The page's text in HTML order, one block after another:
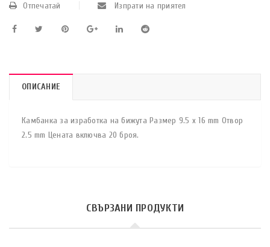
Отпечатай Изпрати на приятел
ОПИСАНИЕ
Камбанка за изработка на бижута Размер 9.5 x 16 mm Отвор
2.5 mm Цената включва 20 броя.
СВЪРЗАНИ ПРОДУКТИ